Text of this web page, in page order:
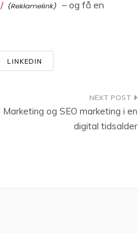
– og få en
LINKEDIN
og SEO marketing i en
digital tidsalder